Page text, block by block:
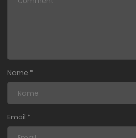
Name *
Email *